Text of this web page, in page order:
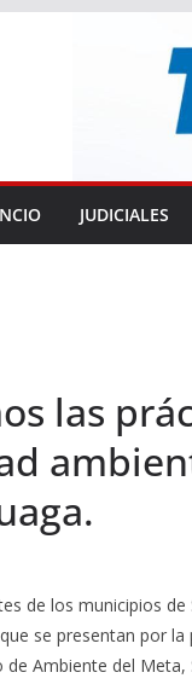
JUDICIALES
las
de los municipios
se presentan por
Ambiente del Meta,